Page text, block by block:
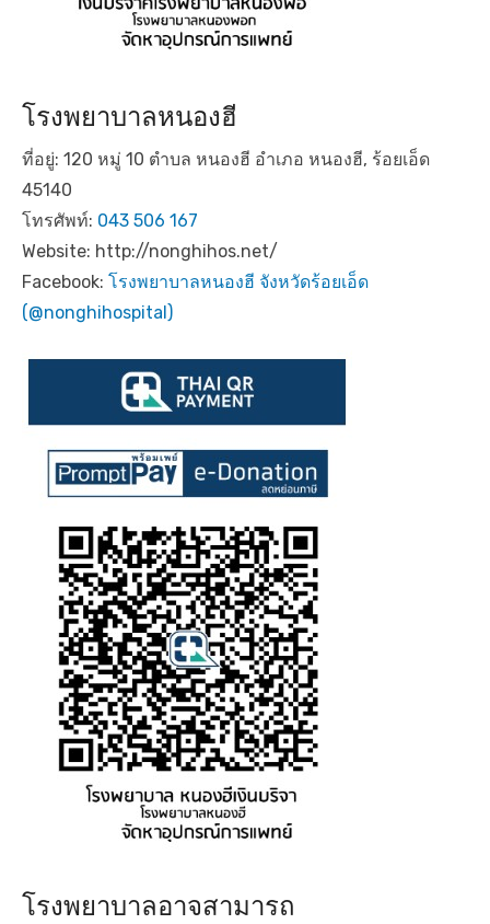
โรงพยาบาลหนองฮี
ที่อยู่: 120 หมู่ 10 ตำบล หนองฮี อำเภอ หนองฮี, ร้อยเอ็ด
45140
โทรศัพท์: 043 506 167
Website: http://nonghihos.net/
Facebook: โรงพยาบาลหนองฮี จังหวัดร้อยเอ็ด
(@nonghihospital)
โรงพยาบาลอาจสามารถ